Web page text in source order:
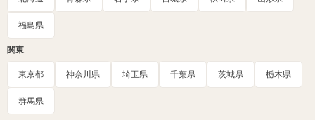
福島県
関東
東京都 神奈川県 埼玉県 千葉県 茨城県 栃木県
群馬県